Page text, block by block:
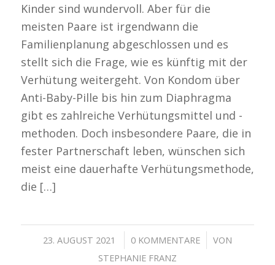
Kinder sind wundervoll. Aber für die
meisten Paare ist irgendwann die
Familienplanung abgeschlossen und es
stellt sich die Frage, wie es künftig mit der
Verhütung weitergeht. Von Kondom über
Anti-Baby-Pille bis hin zum Diaphragma
gibt es zahlreiche Verhütungsmittel und -
methoden. Doch insbesondere Paare, die in
fester Partnerschaft leben, wünschen sich
meist eine dauerhafte Verhütungsmethode,
die […]
23. AUGUST 2021
/ 0 KOMMENTARE
/
VON
STEPHANIE FRANZ